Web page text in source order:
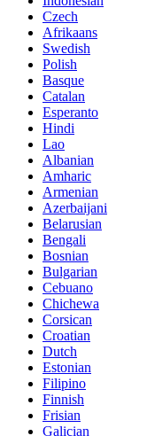
Czech
Afrikaans
Swedish
Polish
Basque
Catalan
Esperanto
Hindi
Lao
Albanian
Amharic
Armenian
Azerbaijani
Belarusian
Bengali
Bosnian
Bulgarian
Cebuano
Chichewa
Corsican
Croatian
Dutch
Estonian
Filipino
Finnish
Frisian
Galician